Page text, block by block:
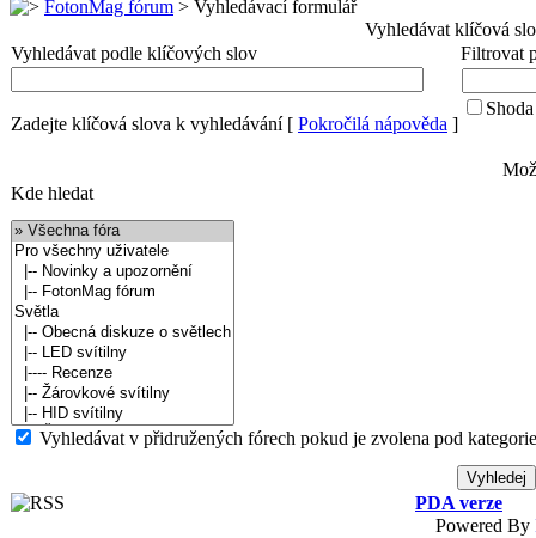
FotonMag fórum > Vyhledávací formulář
Vyhledávat klíčová
Vyhledávat podle klíčových slov
Filtrovat
Zadejte klíčová slova k vyhledávání[ Pokročilá nápověda ]
Kde hledat
Vyhledávat v přidružených fórech pokud je zvolena pod
PDA verze
Powered By